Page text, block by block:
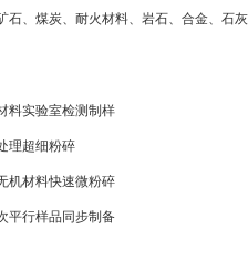
、煤炭、耐火材料、岩石、合金、石
料实验室检测制样
理超细粉碎
机材料快速微粉碎
平行样品同步制备